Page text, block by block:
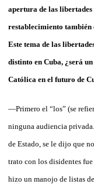
apertura de las
restablecimiento también
Este tema de las
distinto en Cuba, ¿será
Católica en el futuro de
—Primero el “los” (se
ninguna audiencia
de Estado, se le dijo que
trato con los disidentes
hizo un manojo de listas